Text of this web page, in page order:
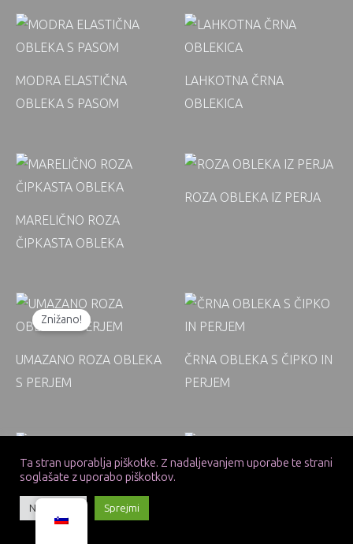
MODRA ELASTIČNA
OBLEKA S PASOM
LAHKOTNA ČRNA
OBLEKICA
MARELIČNO ROZA
ČIPKASTA OBLEKA
ROZA OBLEKA IZ PERJA
Znižano!
UMAZANO ROZA OBLEKA
S PERJEM
ČRNA OBLEKA S ČIPKO IN
PERJEM
ČRNA OBLEKA BREZ
NARAMNIC
Ta stran uporablja piškotke. Z nadaljevanjem uporabe te strani
soglašate z uporabo piškotkov.
Nastavitve Sprejmi
Kako vam lahko pomagam?